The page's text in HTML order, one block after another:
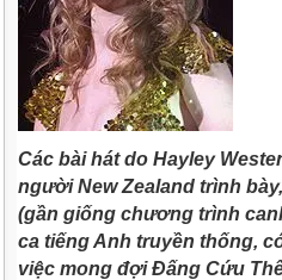
Các bài hát do Hayley
người New Zealand trình
(gần giống chương trình
ca tiếng Anh truyền thống,
việc mong đợi Đấng Cứu